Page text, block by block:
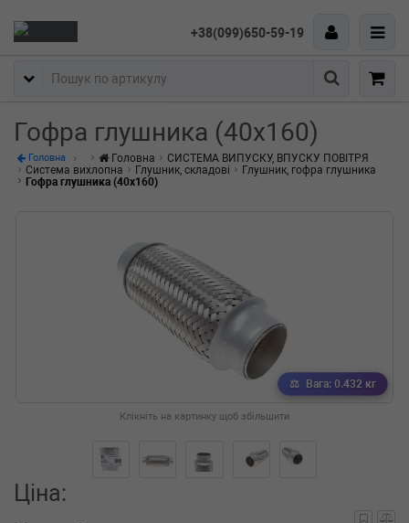
+38(099)650-59-19
Пошук
Гофра глушника (40x160)
Головна Головна
СИСТЕМА ВИПУСКУ, ВПУСКУ ПОВІТРЯ
Система вихлопна
Глушник, складові
Глушник, гофра глушника
Гофра глушника (40x160)
Вага: 0.432 кг
Клікніть на картинку щоб збільшити
Ціна: